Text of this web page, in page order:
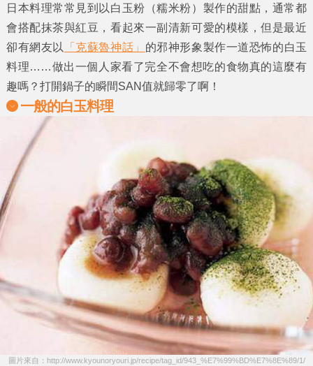
日本料理常常見到以白玉粉 （糯米粉）製作的甜點，通常都
會搭配抹茶與紅豆，看起來一副清新可愛的模樣，但是最近
卻有網友以
「克蘇魯神話」 的邪神形象製作一道恐怖的白玉
料理……做出一個人家看了完全不會想吃的食物真的這麼有
趣嗎？打開鍋子的瞬間SAN值就歸零了啊！
一般的白玉料理
圖片來自：http://www.kyounoryouri.jp/recipe/tag_id/943_%E7%99%BD%E7%8E%89/1/